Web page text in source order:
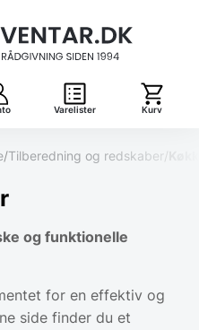
Varelister Kurv
/Tilberedning og redskaber/
og funktionelle
for en effektiv og
side finder du et